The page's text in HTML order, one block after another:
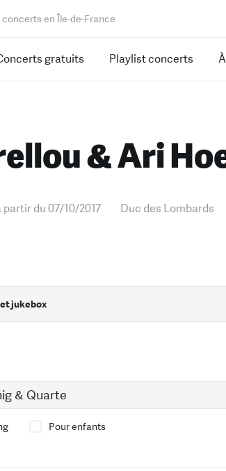
concerts en Île-de-France
gratuits Playlist concerts
& Ari
partir du 07/10/2017 Duc des Lombards
jukebox
Pour enfants